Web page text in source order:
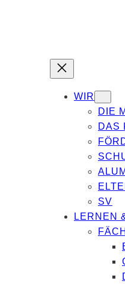
WIR
DIE
DAS
SV
LERNEN